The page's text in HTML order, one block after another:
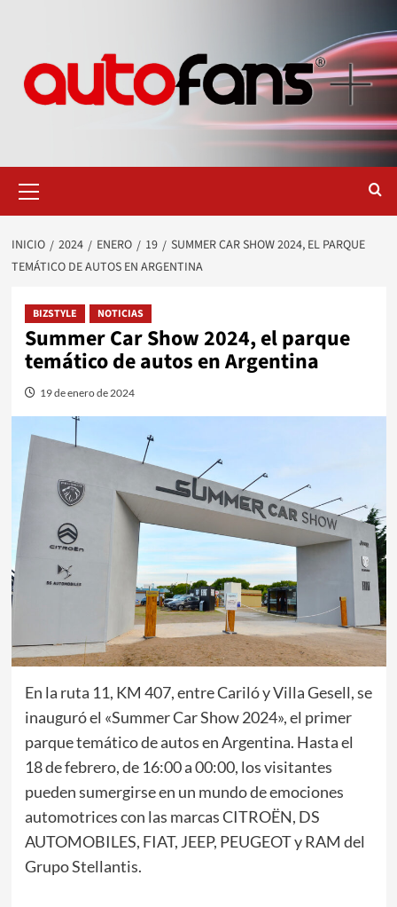
primario
INICIO 2024 ENERO 19
SUMMER CAR SHOW 2024, EL PARQUE
TEMÁTICO DE AUTOS EN ARGENTINA
BIZSTYLE NOTICIAS
Summer Car Show 2024, el parque
temático de autos en Argentina
19 de enero de 2024
En la ruta 11, KM 407, entre Cariló y Villa Gesell, se
inauguró el «Summer Car Show 2024», el primer
parque temático de autos en Argentina. Hasta el
18 de febrero, de 16:00 a 00:00, los visitantes
pueden sumergirse en un mundo de emociones
automotrices con las marcas CITROËN, DS
AUTOMOBILES, FIAT, JEEP, PEUGEOT y RAM del
Grupo Stellantis.